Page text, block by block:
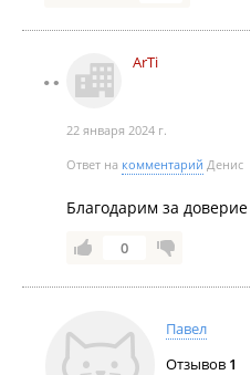
ArTi
22 января 2024 г.
Ответ на комментарий Денис
Благодарим за доверие
0
Павел
Отзывов 1